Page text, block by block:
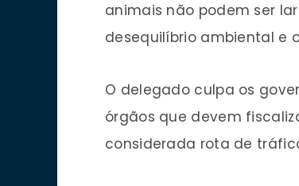
animais não podem ser
desequilíbrio ambiental e
O delegado culpa os
órgãos que devem
considerada rota de